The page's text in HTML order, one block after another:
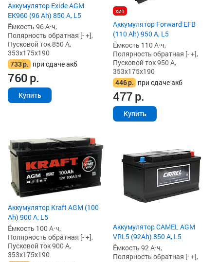
Аккумулятор Exide AGM
EK960 (96 Ah) 850 А, L5
Ёмкость 96 А·ч,
Полярность обратная [- +],
Пусковой ток 850 А,
353x175x190
733р. при сдаче акб
760р.
Купить
хит
Аккумулятор Forward EFB
(110 Ah) 950 А, L5
Ёмкость 110 А·ч,
Полярность обратная [- +],
Пусковой ток 950 А,
353x175x190
446р. при сдаче акб
477р.
Купить
Аккумулятор Kraft AGM (100
Ah) 900 А, L5
Ёмкость 100 А·ч,
Полярность обратная [- +],
Пусковой ток 900 А,
353x175x190
Аккумулятор CAMEL AGM
VRL5 (92Ah) 850 А, L5
Ёмкость 92 А·ч,
Полярность обратная [- +],